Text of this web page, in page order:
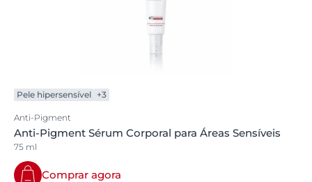
Pele hipersensível +3
Anti-Pigment
Anti-Pigment Sérum Corporal para Áreas Sensíveis
75 ml
Comprar agora